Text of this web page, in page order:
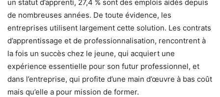
un statut d’apprenti, 27,4 % sont des emplois aidés depuis
de nombreuses années. De toute évidence, les
entreprises utilisent largement cette solution. Les contrats
d’apprentissage et de professionnalisation, rencontrent à
la fois un succès chez le jeune, qui acquiert une
expérience essentielle pour son futur professionnel, et
dans l’entreprise, qui profite d’une main d’œuvre à bas coût
mais qu’elle a pour mission de former.